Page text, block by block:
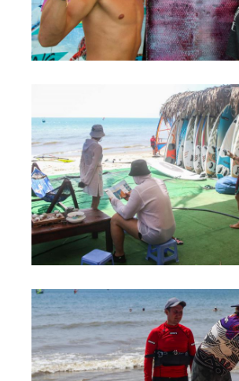
Места катания
Наши станции
Ветратория.Дахаб
Ветратория Россия
Ветратория.Вьетнам
Цены
Обучение Виндсерфингу
Прокат виндсерфинга и винг
Классический серфинг и
Продажа оборудования
Обучение кайтсерфингу
Система скидок